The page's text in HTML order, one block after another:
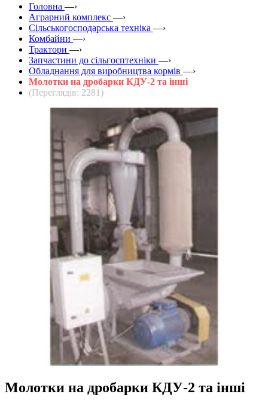
Головна —›
Аграрний комплекс —›
Сільськогосподарська техніка —›
Комбайни —›
Трактори —›
Запчастини до сільгосптехніки —›
Обладнання для виробництва кормів —›
Молотки на дробарки КДУ-2 та інші
(Переглядів: 2281)
Молотки на дробарки КДУ-2 та інші